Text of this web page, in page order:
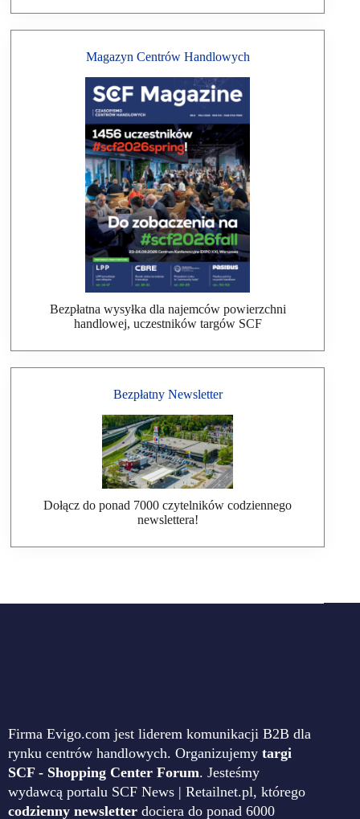
Magazyn Centrów Handlowych
Bezpłatna wysyłka dla najemców powierzchni
handlowej, uczestników targów SCF
Bezpłatny Newsletter
Dołącz do ponad 7000 czytelników codziennego
newslettera!
Firma Evigo.com jest liderem komunikacji B2B dla
rynku centrów handlowych. Organizujemy targi
SCF - Shopping Center Forum. Jesteśmy
wydawcą portalu SCF News | Retailnet.pl, którego
codzienny newsletter dociera do ponad 6000